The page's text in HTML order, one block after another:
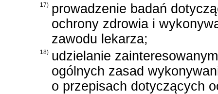
17) prowadzenie badań
ochrony zdrowia i
zawodu lekarza;
18) udzielanie
ogólnych zasad
o przepisach dotyczących